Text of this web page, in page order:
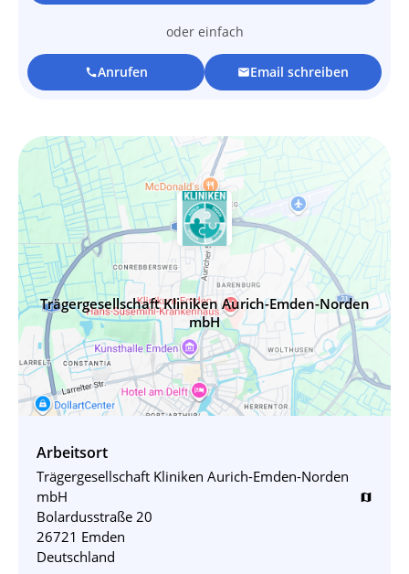
oder einfach
callAnrufen mailEmail schreiben
Trägergesellschaft Kliniken Aurich-Emden-Norden
mbH
Arbeitsort
Trägergesellschaft Kliniken Aurich-Emden-Norden
mbH
map
Bolardusstraße 20
26721 Emden
Deutschland